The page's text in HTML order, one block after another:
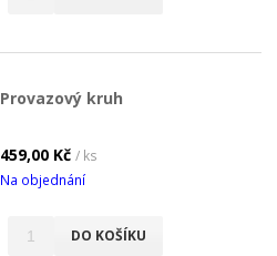
Provazový kruh
459,00 Kč / ks
Na objednání
DO KOŠÍKU